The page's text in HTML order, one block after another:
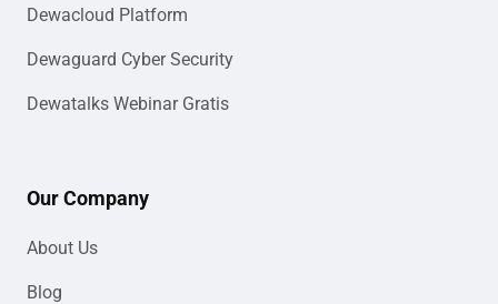
Dewacloud Platform
Dewaguard Cyber Security
Dewatalks Webinar Gratis
Our Company
About Us
Blog